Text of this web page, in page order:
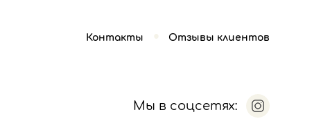
Контакты Отзывы клиентов
Мы в соцсетях: